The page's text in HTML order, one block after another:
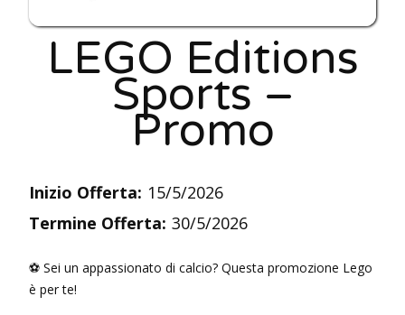
LEGO Editions
Sports –
Promo
Inizio Offerta: 15/5/2026
Termine Offerta: 30/5/2026
⚽ Sei un appassionato di calcio? Questa promozione Lego
è per te!